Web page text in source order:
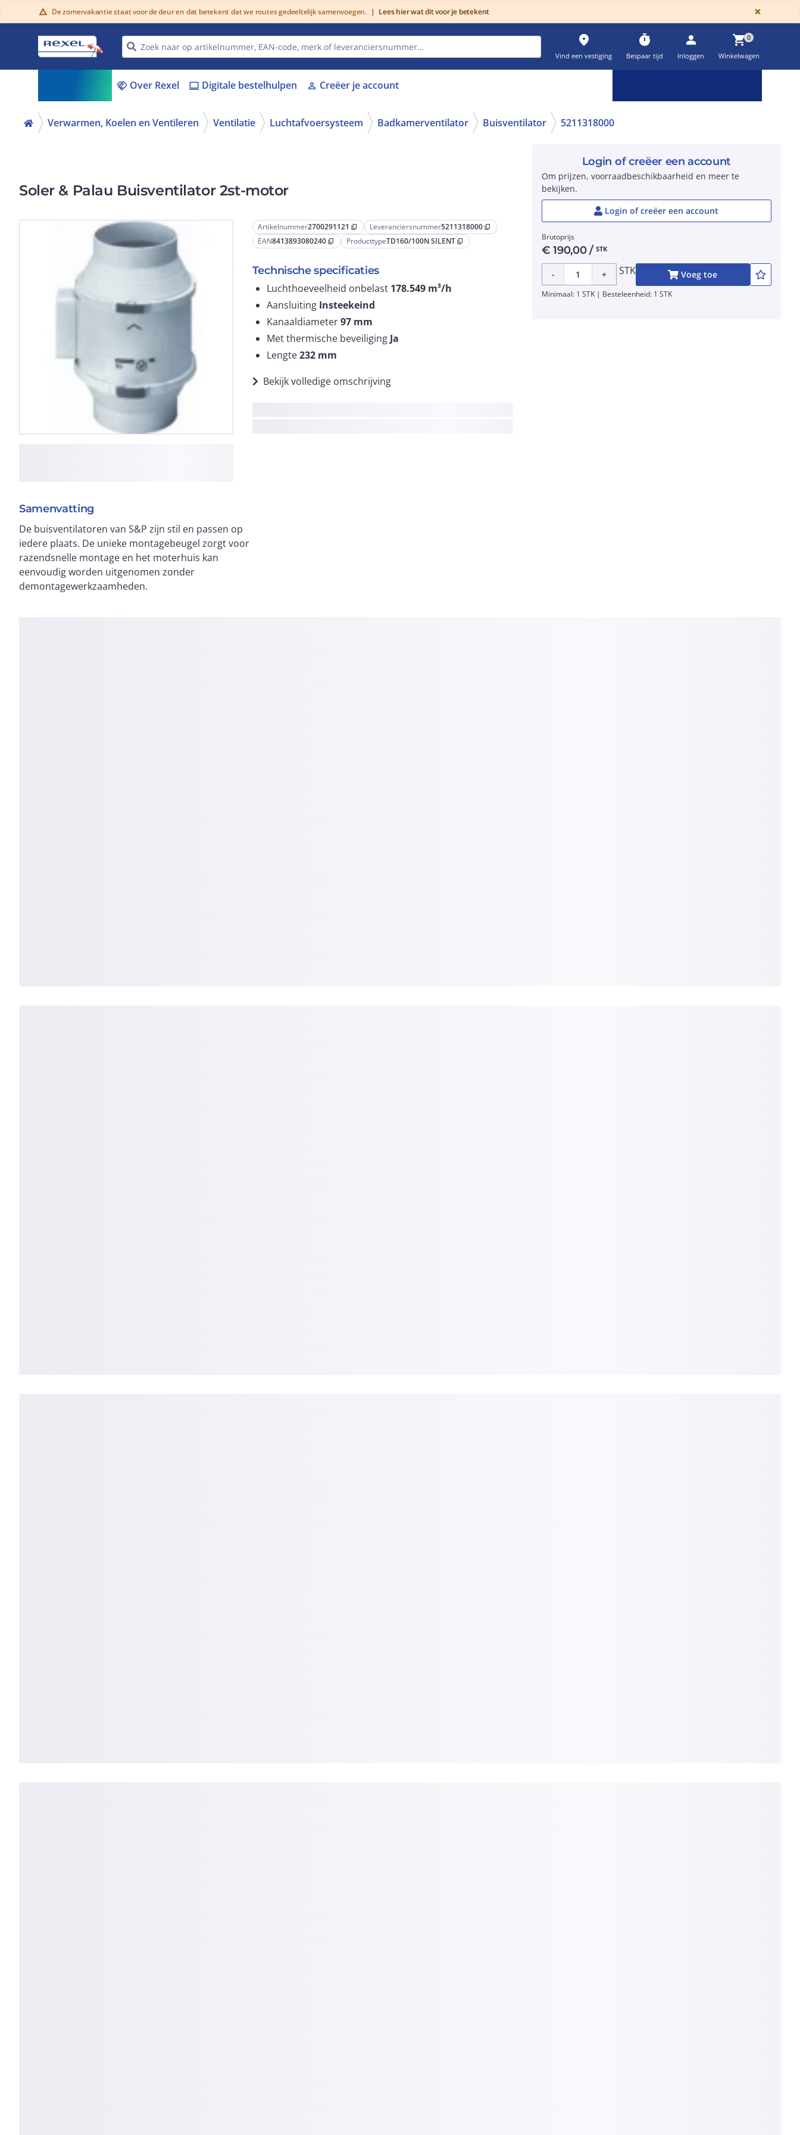
warning De zomervakantie staat voor de deur en dat betekent dat we routes gedeeltelijk samenvoegen. | Lees hier wat dit voor je betekent ×
place
Vind een vestiging
timer
Bespaar tijd
person
Inloggen
shopping_cart0
Winkelwagen
handshake Over Rexel laptop Digitale bestelhulpen person Creëer je account
Verwarmen, Koelen en Ventileren Ventilatie Luchtafvoersysteem Badkamerventilator Buisventilator 5211318000
Soler & Palau Buisventilator 2st-motor
Artikelnummer2700291121 content_copy Leveranciersnummer5211318000 content_copy
EAN8413893080240 content_copy ProducttypeTD160/100N SILENT content_copy
Technische specificaties
Luchthoeveelheid onbelast 178.549 m³/h
Aansluiting Insteekeind
Kanaaldiameter97 mm
Met thermische beveiliging Ja
Lengte232 mm
Bekijk volledige omschrijving
Samenvatting
De buisventilatoren van S&P zijn stil en passen op
iedere plaats. De unieke montagebeugel zorgt voor
razendsnelle montage en het moterhuis kan
eenvoudig worden uitgenomen zonder
demontagewerkzaamheden.
Login of creëer een account
Om prijzen, voorraadbeschikbaarheid en meer te
bekijken.
Login of creëer een account
Brutoprijs
€190,00/ STK
- + STK Voeg toe
Minimaal: 1 STK | Besteleenheid: 1 STK